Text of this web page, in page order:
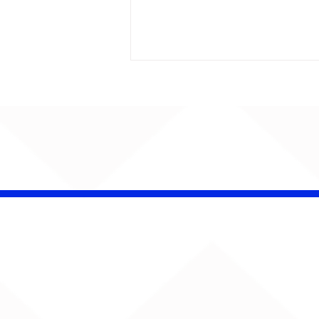
AUMENTA O SOM!